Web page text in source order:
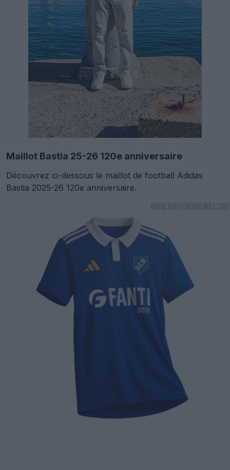
Maillot Bastia 25-26 120e anniversaire
Découvrez ci-dessous le maillot de football Adidas
Bastia 2025-26 120e anniversaire.